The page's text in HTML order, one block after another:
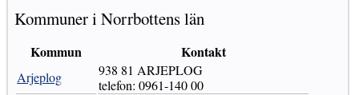
Kommuner i Norrbottens län
Kommun Kontakt
Arjeplog
938 81 ARJEPLOG
telefon: 0961-140 00